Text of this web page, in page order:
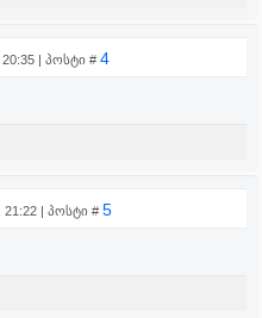
20:35 | პოსტი # 4
21:22 | პოსტი # 5